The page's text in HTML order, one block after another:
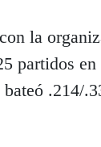
la
partidos
.214/